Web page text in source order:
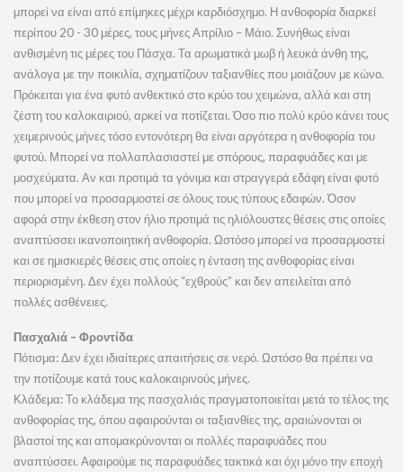
μπορεί να είναι από επίμηκες μέχρι καρδιόσχημο. Η ανθοφορία διαρκεί
περίπου 20 - 30 μέρες, τους μήνες Απρίλιο – Μάιο. Συνήθως είναι
ανθισμένη τις μέρες του Πάσχα. Τα αρωματικά μωβ ή λευκά άνθη της,
ανάλογα με την ποικιλία, σχηματίζουν ταξιανθίες που μοιάζουν με κώνο.
Πρόκειται για ένα φυτό ανθεκτικό στο κρύο του χειμώνα, αλλά και στη
ζέστη του καλοκαιριού, αρκεί να ποτίζεται. Όσο πιο πολύ κρύο κάνει τους
χειμερινούς μήνες τόσο εντονότερη θα είναι αργότερα η ανθοφορία του
φυτού. Μπορεί να πολλαπλασιαστεί με σπόρους, παραφυάδες και με
μοσχεύματα. Αν και προτιμά τα γόνιμα και στραγγερά εδάφη είναι φυτό
που μπορεί να προσαρμοστεί σε όλους τους τύπους εδαφών. Όσον
αφορά στην έκθεση στον ήλιο προτιμά τις ηλιόλουστες θέσεις στις οποίες
αναπτύσσει ικανοποιητική ανθοφορία. Ωστόσο μπορεί να προσαρμοστεί
και σε ημισκιερές θέσεις στις οποίες η ένταση της ανθοφορίας είναι
περιορισμένη. Δεν έχει πολλούς “εχθρούς” και δεν απειλείται από
πολλές ασθένειες.
Πασχαλιά – Φροντίδα
Πότισμα: Δεν έχει ιδιαίτερες απαιτήσεις σε νερό. Ωστόσο θα πρέπει να
την ποτίζουμε κατά τους καλοκαιρινούς μήνες.
Κλάδεμα: Το κλάδεμα της πασχαλιάς πραγματοποιείται μετά το τέλος της
ανθοφορίας της, όπου αφαιρούνται οι ταξιανθίες της, αραιώνονται οι
βλαστοί της και απομακρύνονται οι πολλές παραφυάδες που
αναπτύσσει. Αφαιρούμε τις παραφυάδες τακτικά και όχι μόνο την εποχή